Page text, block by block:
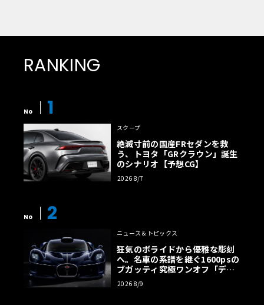
RANKING
No 1
スクープ
絶滅寸前の国産FRセダンを救
う、トヨタ「GRクラウン」誕生
のシナリオ【予想CG】
2026 8/7
No 2
ニュース＆トピックス
狂気のボライドから優雅な彫刻
へ。名車の系譜を継ぐ1600psの
ブガッティ究極ワンオフ「デス
トリエ」
2026 8/9